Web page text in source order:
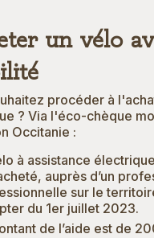
un vélo
procéder à
? Via l'éco-chèque
Occitanie :
à assistance
auprès d’un
sur le
du 1er juillet 2023.
de l’aide est de